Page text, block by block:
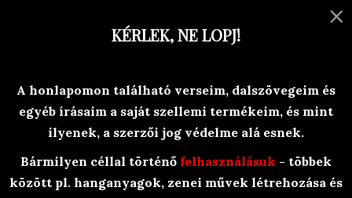
valóság-ok
Branyiczky Rita
×
KÉRLEK, NE LOPJ!
A honlapomon található verseim, dalszövegeim és
egyéb írásaim a saját szellemi termékeim, és mint
ilyenek, a szerzői jog védelme alá esnek.
Bármilyen céllal történő felhasználásuk - többek
között pl. hanganyagok, zenei művek létrehozása és